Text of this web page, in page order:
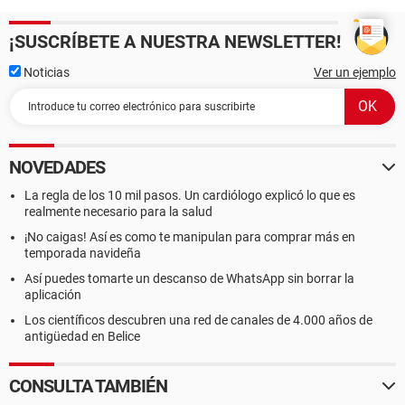
DMI Identificador del chasis [ TRIAL VERSION ]
DMI Tipo de chasis Desktop Case
DMI Sockets de memoria Total / Libres 2 / 0
Campo Valor
Descripción del dispositivo VIA/S3G UniChrome Pro IGP
Identificación de la placa VIA/S3G UniChrome Pro IGP
Tipo de chip VIA/S3G UniChrome Pro IGP
Tipo de DAC Interna
Tamaño de la memoria 64 MB
Controladores instalados
vtdisp 6.14.10.0357-22.00.01c
Fabricante de la placa de video
Nombre de la empresa S3 Graphics Co., Ltd.
Información del producto
http://www.s3graphics.com/en/products/index.aspx
¡SUSCRÍBETE A NUESTRA NEWSLETTER!
Noticias Ver un ejemplo
NOVEDADES
La regla de los 10 mil pasos. Un cardiólogo explicó lo que es
realmente necesario para la salud
¡No caigas! Así es como te manipulan para comprar más en
temporada navideña
Así puedes tomarte un descanso de WhatsApp sin borrar la
aplicación
Los científicos descubren una red de canales de 4.000 años de
antigüedad en Belice
CONSULTA TAMBIÉN